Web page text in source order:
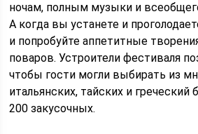
ночам, полным музыки и
А когда вы устанете и
и попробуйте аппетитные
поваров. Устроители фестиваля
чтобы гости могли выбирать из
итальянских, тайских и
200 закусочных.